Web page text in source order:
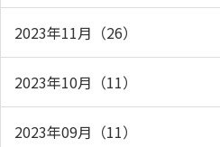
2023年11月（26）
2023年10月（11）
2023年09月（11）